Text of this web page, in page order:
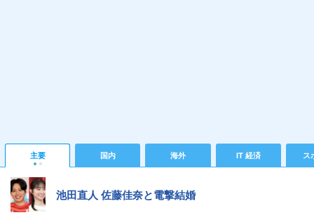
主要 国内 海外 IT 経済 ス
池田直人 佐藤佳奈と電撃結婚